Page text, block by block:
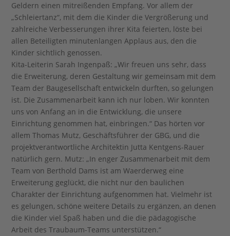
Geldern einen mitreißenden Empfang. Vor allem der
„Schleiertanz“, mit dem die Kinder die Vergrößerung und
zahlreiche Verbesserungen ihrer Kita feierten, löste bei
allen Beteiligten minutenlangen Applaus aus, den die
Kinder sichtlich genossen.
Kita-Leiterin Sarah Ingenpaß: „Wir freuen uns sehr, dass
die Erweiterung, deren Gestaltung wir gemeinsam mit dem
Team der Baugesellschaft entwickeln durften, so gelungen
ist. Die Zusammenarbeit kann ich nur loben. Wir konnten
uns von Anfang an in die Entwicklung, die unsere
Einrichtung genommen hat, einbringen.“ Das hörten vor
allem Thomas Mutz, Geschäftsführer der GBG, und die
projektverantwortliche Architektin Jutta Kentgens-Rauer
natürlich gern. Mutz: „In enger Zusammenarbeit mit dem
Team von Berthold Dams ist am Waerderweg eine
Erweiterung geglückt, die nicht nur den baulichen
Charakter der Einrichtung aufgenommen hat. Vielmehr ist
es gelungen, schöne weitere Details zu ergänzen, an denen
die Kinder viel Spaß haben und die die pädagogische
Arbeit des Traubaum-Teams unterstützen.“